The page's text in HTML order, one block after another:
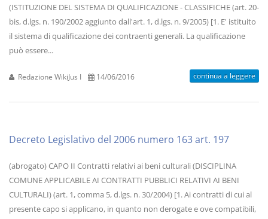
(ISTITUZIONE DEL SISTEMA DI QUALIFICAZIONE - CLASSIFICHE (art. 20-
bis, d.lgs. n. 190/2002 aggiunto dall'art. 1, d.lgs. n. 9/2005) [1. E' istituito
il sistema di qualificazione dei contraenti generali. La qualificazione
può essere...
Redazione WikiJus I 14/06/2016 continua a leggere
Decreto Legislativo del 2006 numero 163 art. 197
(abrogato) CAPO II Contratti relativi ai beni culturali (DISCIPLINA
COMUNE APPLICABILE AI CONTRATTI PUBBLICI RELATIVI AI BENI
CULTURALI) (art. 1, comma 5, d.lgs. n. 30/2004) [1. Ai contratti di cui al
presente capo si applicano, in quanto non derogate e ove compatibili,